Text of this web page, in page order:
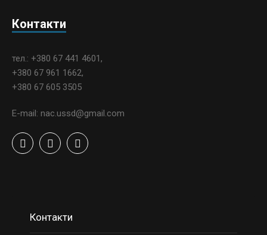
Контакти
тел.: +380 67 441 4601,
+380 67 961 1662,
+380 67 605 3505
E-mail: nac.ussd@gmail.com
Контакти